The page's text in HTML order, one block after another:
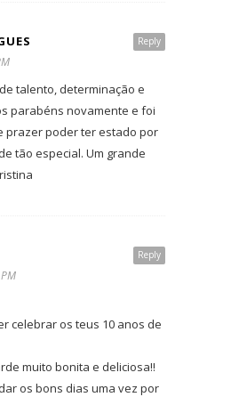
Reply
talento, determinação e
parabéns novamente e foi
prazer poder ter estado por
tão especial. Um grande
Reply
celebrar os teus 10 anos de
muito bonita e deliciosa!!
os bons dias uma vez por